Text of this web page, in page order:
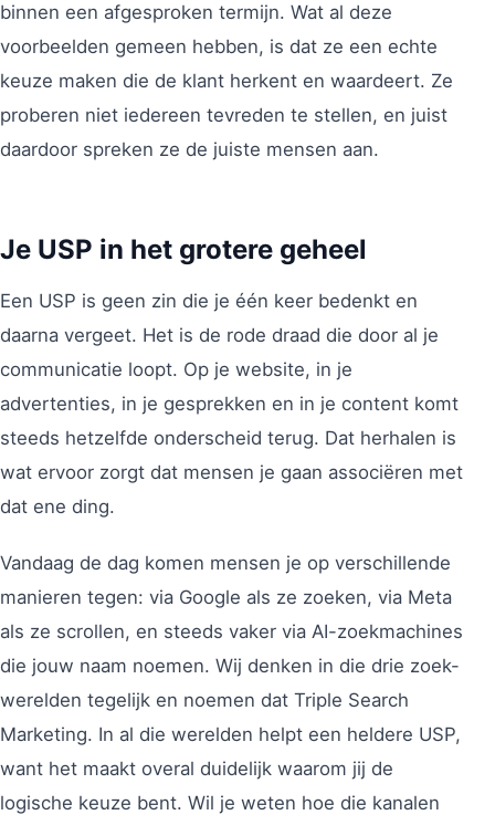
binnen een afgesproken termijn. Wat al deze
voorbeelden gemeen hebben, is dat ze een echte
keuze maken die de klant herkent en waardeert. Ze
proberen niet iedereen tevreden te stellen, en juist
daardoor spreken ze de juiste mensen aan.
Je USP in het grotere geheel
Een USP is geen zin die je één keer bedenkt en
daarna vergeet. Het is de rode draad die door al je
communicatie loopt. Op je website, in je
advertenties, in je gesprekken en in je content komt
steeds hetzelfde onderscheid terug. Dat herhalen is
wat ervoor zorgt dat mensen je gaan associëren met
dat ene ding.
Vandaag de dag komen mensen je op verschillende
manieren tegen: via Google als ze zoeken, via Meta
als ze scrollen, en steeds vaker via AI-zoekmachines
die jouw naam noemen. Wij denken in die drie zoek-
werelden tegelijk en noemen dat Triple Search
Marketing. In al die werelden helpt een heldere USP,
want het maakt overal duidelijk waarom jij de
logische keuze bent. Wil je weten hoe die kanalen